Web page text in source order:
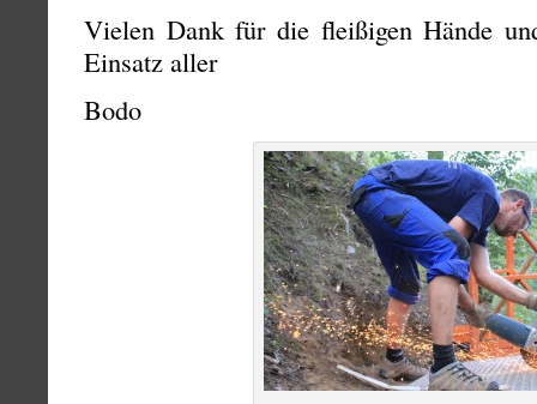
Vielen Dank für die fleißigen Hände
Einsatz aller
Bodo